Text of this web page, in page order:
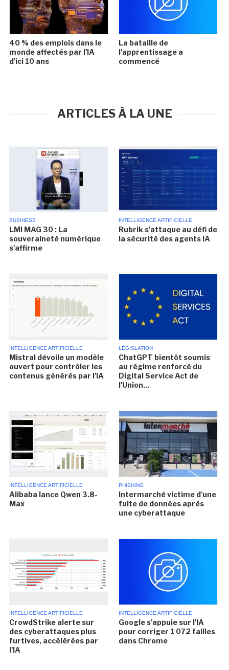
40 % des emplois dans le
monde affectés par l'IA
d'ici 10 ans
La bataille de
l'apprentissage a
commencé
ARTICLES À LA UNE
BUSINESS
LMI MAG 30 : La
souveraineté numérique
s'affirme
INTELLIGENCE ARTIFICIELLE
Rubrik s'attaque au défi de
la sécurité des agents IA
INTELLIGENCE ARTIFICIELLE
Mistral dévoile un modèle
ouvert pour contrôler les
contenus générés par l'IA
LÉGISLATION
ChatGPT bientôt soumis
au régime renforcé du
Digital Service Act de
l'Union...
INTELLIGENCE ARTIFICIELLE
Alibaba lance Qwen 3.8-
Max
PHISHING
Intermarché victime d'une
fuite de données après
une cyberattaque
INTELLIGENCE ARTIFICIELLE
CrowdStrike alerte sur
des cyberattaques plus
furtives, accélérées par
l'IA
INTELLIGENCE ARTIFICIELLE
Google s'appuie sur l'IA
pour corriger 1 072 failles
dans Chrome